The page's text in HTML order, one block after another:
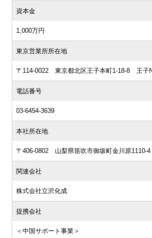
資本金
1,000万円
東京営業所所在地
〒114-0022 東京都北区王子本町1-18-8 王子
電話番号
03-6454-3639
本社所在地
〒406-0802 山梨県笛吹市御坂町金川原1110-4
関連会社
株式会社立沢化成
提携会社
＜中国サポート事業＞